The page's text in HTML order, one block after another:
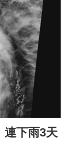
連下雨3天